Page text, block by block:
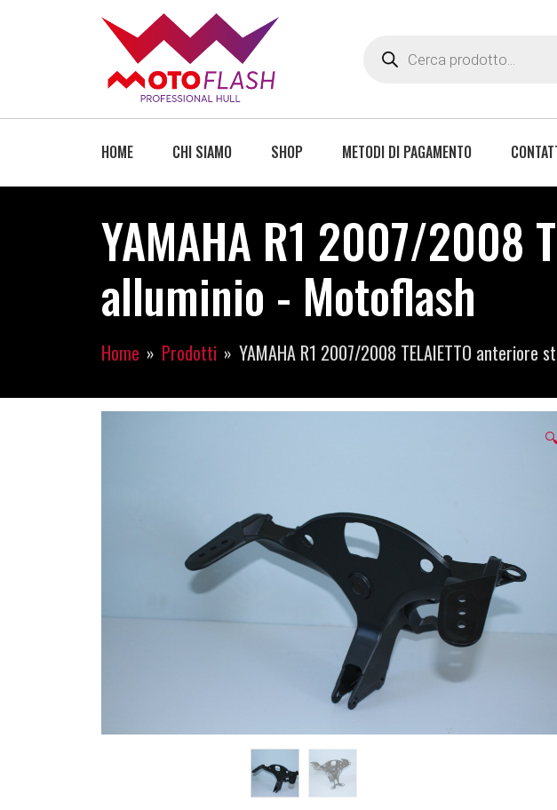
HOME CHI SIAMO SHOP METODI DI PAGAMENTO
YAMAHA R1 2007/2008
alluminio - Motoflash
Home Prodotti YAMAHA R1 2007/2008 TELAIETTO anteriore
🔍